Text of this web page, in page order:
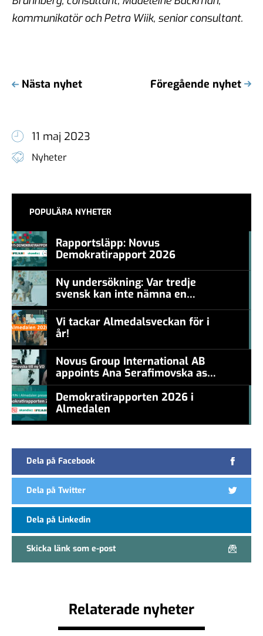
kommunikatör och Petra Wiik, senior consultant.
Nästa nyhet Föregående nyhet
11 maj 2023
Nyheter
POPULÄRA NYHETER
Rapportsläpp: Novus
Demokratirapport 2026
Ny undersökning: Var tredje
svensk kan inte nämna en
levande konstnär
Vi tackar Almedalsveckan för i
år!
Novus Group International AB
appoints Ana Serafimovska as
new CEO
Demokratirapporten 2026 i
Almedalen
Dela på Facebook
Dela på Twitter
Dela på Linkedin
Skicka länk som e-post
Relaterade nyheter